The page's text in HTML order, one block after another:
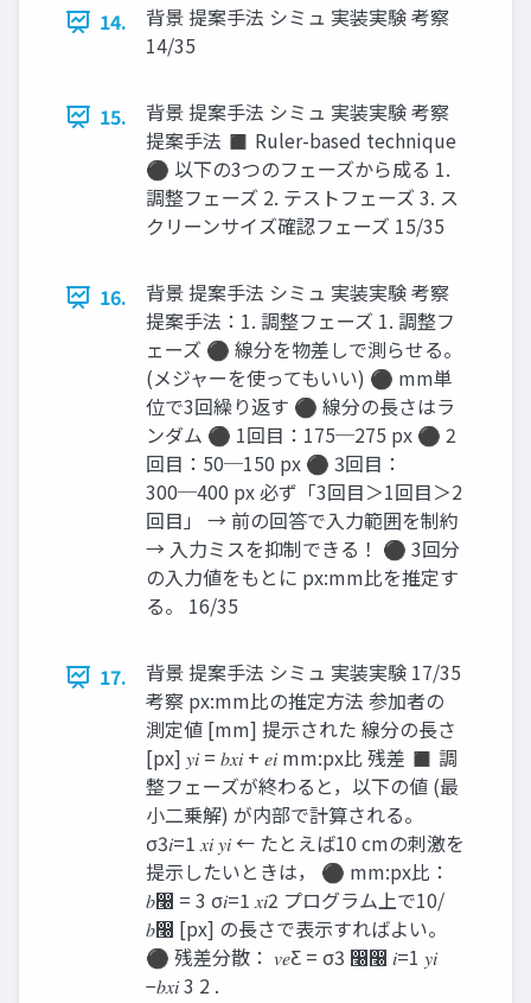
14.
背景 提案手法 シミュ 実装実験 考察
14/35
15.
背景 提案手法 シミュ 実装実験 考察
提案手法 ◼ Ruler-based technique
⚫ 以下の3つのフェーズから成る 1.
調整フェーズ 2. テストフェーズ 3. ス
クリーンサイズ確認フェーズ 15/35
16.
背景 提案手法 シミュ 実装実験 考察
提案手法：1. 調整フェーズ 1. 調整フ
ェーズ ⚫ 線分を物差しで測らせる。
(メジャーを使ってもいい) ⚫ mm単
位で3回繰り返す ⚫ 線分の長さはラ
ンダム ⚫ 1回目：175─275 px ⚫ 2
回目：50─150 px ⚫ 3回目：
300─400 px 必ず「3回目＞1回目＞2
回目」 → 前の回答で入力範囲を制約
→ 入力ミスを抑制できる！ ⚫ 3回分
の入力値をもとに px:mm比を推定す
る。 16/35
17.
背景 提案手法 シミュ 実装実験 17/35
考察 px:mm比の推定方法 参加者の
測定値 [mm] 提示された 線分の長さ
[px] 𝑦𝑖 = 𝑏𝑥𝑖 + 𝑒𝑖 mm:px比 残差 ◼ 調
整フェーズが終わると，以下の値 (最
小二乗解) が内部で計算される。
σ3𝑖=1 𝑥𝑖 𝑦𝑖 ← たとえば10 cmの刺激を
提示したいときは， ⚫ mm:px比：
𝑏෠ = 3 σ𝑖=1 𝑥𝑖2 プログラム上で10/
𝑏෠ [px] の長さで表示すればよい。
⚫ 残差分散： 𝑣𝑒Ƹ = σ3 ෠෠ 𝑖=1 𝑦𝑖
−𝑏𝑥𝑖 3 2 .